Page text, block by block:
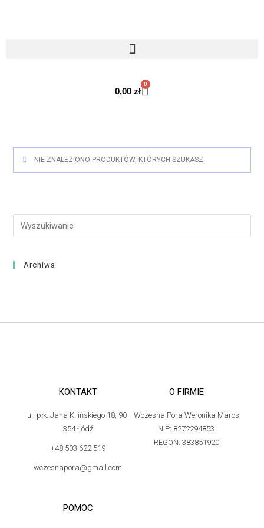
0,00 zł
0
NIE ZNALEZIONO PRODUKTÓW, KTÓRYCH SZUKASZ.
Archiwa
KONTAKT
ul. płk. Jana Kilińskiego 18, 90-
354 Łódź
+48 503 622 519
wczesnapora@gmail.com
O FIRMIE
Wczesna Pora Weronika Maros
NIP: 8272294853
REGON: 383851920
POMOC